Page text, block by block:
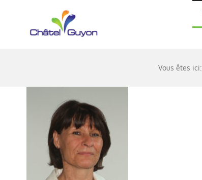
Vous êtes ici: